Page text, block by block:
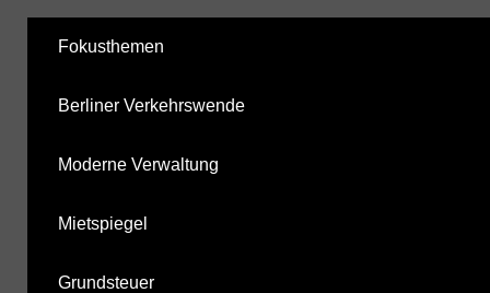
Fokusthemen
Berliner Verkehrswende
Moderne Verwaltung
Mietspiegel
Grundsteuer